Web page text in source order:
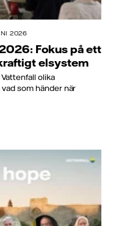
2026
Fokus på ett
elsystem
olika
som händer när